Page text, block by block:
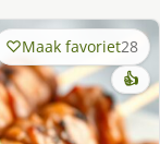
Maak favoriet28
👍